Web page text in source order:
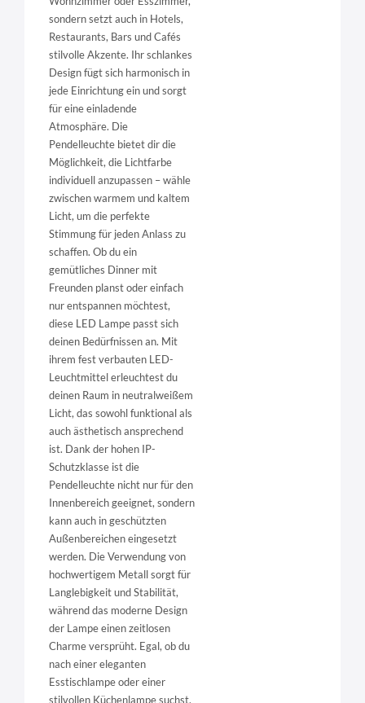
sondern setzt auch in Hotels,
Restaurants, Bars und Cafés
stilvolle Akzente. Ihr schlankes
Design fügt sich harmonisch in
jede Einrichtung ein und sorgt
für eine einladende
Atmosphäre. Die
Pendelleuchte bietet dir die
Möglichkeit, die Lichtfarbe
individuell anzupassen – wähle
zwischen warmem und kaltem
Licht, um die perfekte
Stimmung für jeden Anlass zu
schaffen. Ob du ein
gemütliches Dinner mit
Freunden planst oder einfach
nur entspannen möchtest,
diese LED Lampe passt sich
deinen Bedürfnissen an. Mit
ihrem fest verbauten LED-
Leuchtmittel erleuchtest du
deinen Raum in neutralweißem
Licht, das sowohl funktional als
auch ästhetisch ansprechend
ist. Dank der hohen IP-
Schutzklasse ist die
Pendelleuchte nicht nur für den
Innenbereich geeignet, sondern
kann auch in geschützten
Außenbereichen eingesetzt
werden. Die Verwendung von
hochwertigem Metall sorgt für
Langlebigkeit und Stabilität,
während das moderne Design
der Lampe einen zeitlosen
Charme versprüht. Egal, ob du
nach einer eleganten
Esstischlampe oder einer
stilvollen Küchenlampe suchst,